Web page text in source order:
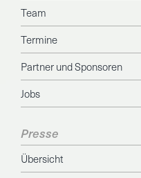
Team
Termine
Partner und Sponsoren
Jobs
Presse
Übersicht